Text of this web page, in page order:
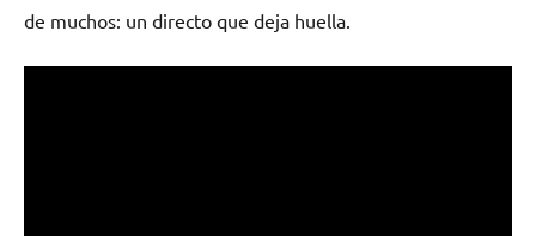
de muchos: un directo que deja huella.